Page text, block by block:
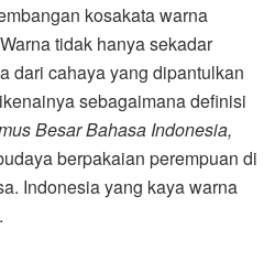
kosakata warna
tidak hanya sekadar
dari cahaya yang dipantulkan
sebagaimana definisi
Besar Bahasa Indonesia,
berpakaian perempuan di
Indonesia yang kaya warna